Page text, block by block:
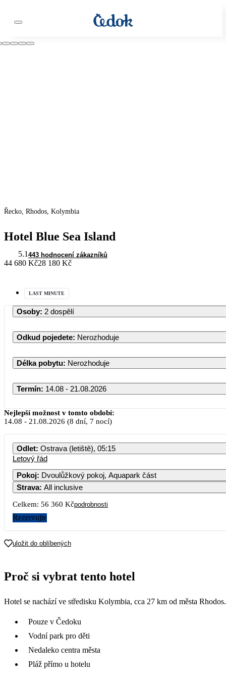
Řecko, Rhodos, Kolymbia
Hotel Blue Sea Island
5.1 443 hodnocení zákazníků
44 680 Kč28 180 Kč
LAST MINUTE
Osoby: 2 dospělí
Odkud pojedete: Nerozhoduje
Délka pobytu: Nerozhoduje
Termín: 14.08 - 21.08.2026
Srpen
PO ÚT ST ČT
Nejlepší možnost v tomto období:
14.08 - 21.08.2026 (8 dní, 7 nocí)
Odlet: Ostrava (letiště), 05:15
Letový řád
Pokoj: Dvoulůžkový pokoj, Aquapark část
Strava: All inclusive
Celkem: 56 360 Kčpodrobnosti
Rezervujte
uložit do oblíbených
Proč si vybrat tento hotel
Hotel se nachází ve středisku Kolymbia, cca 27 km od města Rhodos.
Pouze v Čedoku
Vodní park pro děti
Nedaleko centra města
Pláž přímo u hotelu